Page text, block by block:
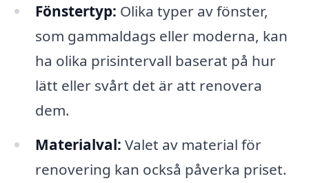
Fönstertyp: Olika typer av fönster,
som gammaldags eller moderna, kan
ha olika prisintervall baserat på hur
lätt eller svårt det är att renovera
dem.
Materialval: Valet av material för
renovering kan också påverka priset.